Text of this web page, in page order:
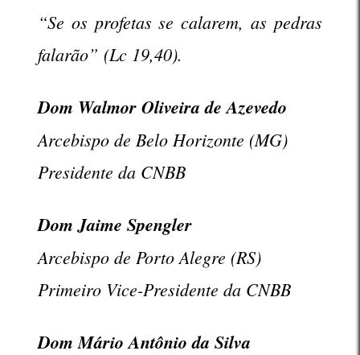
“Se os profetas se calarem, as pedras
falarão” (Lc 19,40).
Dom Walmor Oliveira de Azevedo
Arcebispo de Belo Horizonte (MG)
Presidente da CNBB
Dom Jaime Spengler
Arcebispo de Porto Alegre (RS)
Primeiro Vice-Presidente da CNBB
Dom Mário Antônio da Silva